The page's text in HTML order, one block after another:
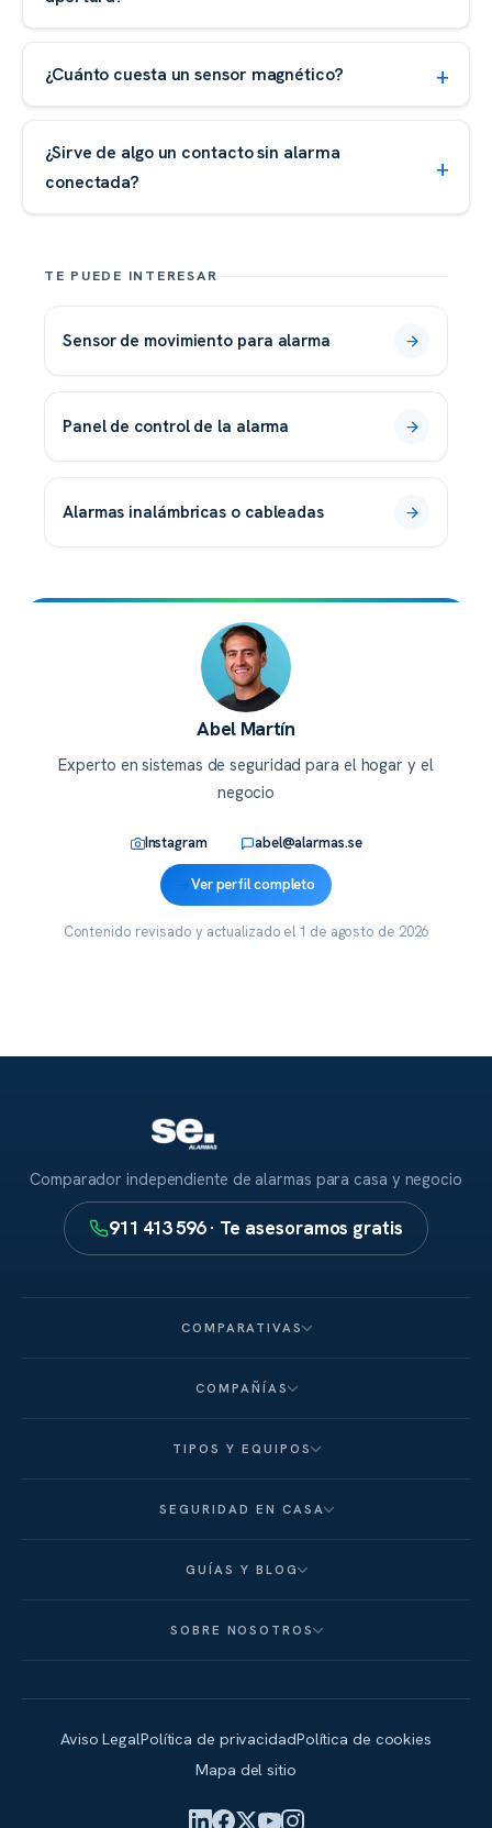
¿Cuánto cuesta un sensor magnético?
¿Sirve de algo un contacto sin alarma
conectada?
TE PUEDE INTERESAR
sensor de movimiento para alarma
panel de control de la alarma
alarmas inalámbricas o cableadas
Abel Martín
Experto en sistemas de seguridad para el hogar y el
negocio
Instagram abel@alarmas.se
Ver perfil completo
Contenido revisado y actualizado el 1 de agosto de 2026
Comparador independiente de alarmas para casa y negocio
911 413 596 · Te asesoramos gratis
COMPARATIVAS
COMPAÑÍAS
TIPOS Y EQUIPOS
SEGURIDAD EN CASA
GUÍAS Y BLOG
SOBRE NOSOTROS
Aviso LegalPolítica de privacidadPolítica de cookies
Mapa del sitio